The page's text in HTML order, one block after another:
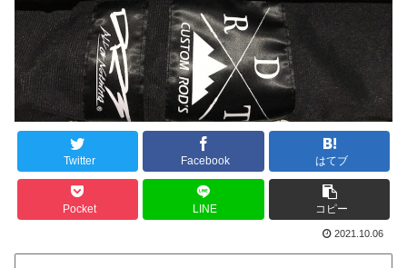
Twitter Facebook はてブ
Pocket LINE コピー
2021.10.06